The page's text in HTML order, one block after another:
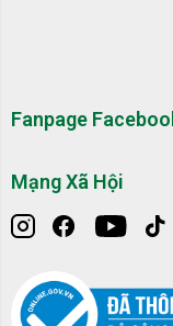
Fanpage
Mạng Xã Hội